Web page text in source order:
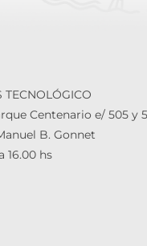
TECNOLÓGICO
Centenario e/ 505 y
B. Gonnet
16.00 hs